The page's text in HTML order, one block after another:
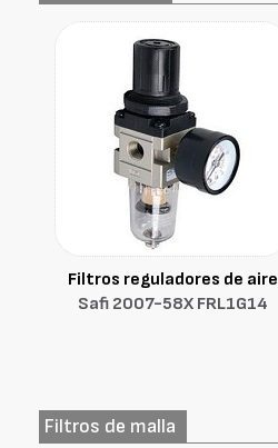
Filtros reguladores de aire
Safi 2007-58X FRL1G14
Filtros de malla